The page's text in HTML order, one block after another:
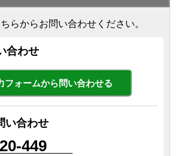
らからお問い合わせください。
合わせ
フォームから問い合わせる
い合わせ
449